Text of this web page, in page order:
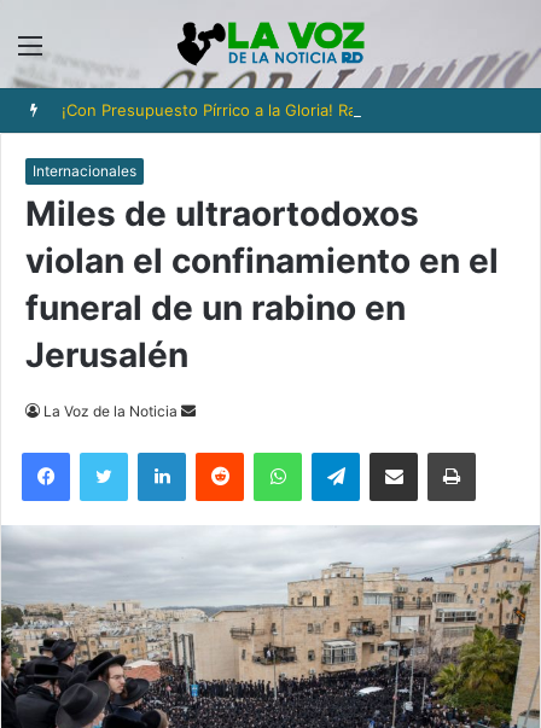
Menú
Internacionales
Miles de ultraortodoxos
violan el confinamiento en el
funeral de un rabino en
Jerusalén
La Voz de la Noticia
Send
email
FacebookTwitter LinkedInReddit WhatsAppTelegramCompartir via Email Imprimi